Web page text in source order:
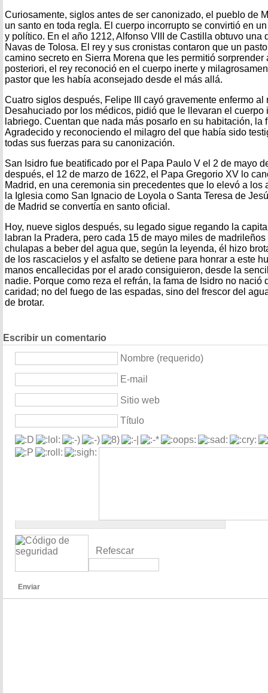
Curiosamente, siglos antes de ser canonizado, el pueblo de
un santo en toda regla. El cuerpo incorrupto se convirtió en
y político. En el año 1212, Alfonso VIII de Castilla obtuvo una
Navas de Tolosa. El rey y sus cronistas contaron que un
camino secreto en Sierra Morena que les permitió sorprender
posteriori, el rey reconoció en el cuerpo inerte y
pastor que les había aconsejado desde el más allá.
Cuatro siglos después, Felipe III cayó gravemente enfermo al
Desahuciado por los médicos, pidió que le llevaran el cuerpo
labriego. Cuentan que nada más posarlo en su habitación, la
Agradecido y reconociendo el milagro del que había sido
todas sus fuerzas para su canonización.
San Isidro fue beatificado por el Papa Paulo V el 2 de mayo
después, el 12 de marzo de 1622, el Papa Gregorio XV lo
Madrid, en una ceremonia sin precedentes que lo elevó a los
la Iglesia como San Ignacio de Loyola o Santa Teresa de
de Madrid se convertía en santo oficial.
Hoy, nueve siglos después, su legado sigue regando la
labran la Pradera, pero cada 15 de mayo miles de
chulapas a beber del agua que, según la leyenda, él hizo
de los rascacielos y el asfalto se detiene para honrar a este
manos encallecidas por el arado consiguieron, desde la
nadie. Porque como reza el refrán, la fama de Isidro no nació
caridad; no del fuego de las espadas, sino del frescor del
de brotar.
Escribir un comentario
Nombre (requerido)
E-mail
Sitio web
Título
Refescar
Enviar